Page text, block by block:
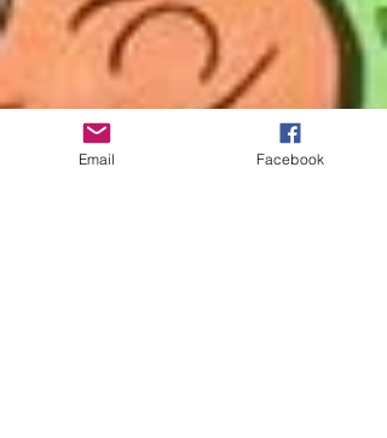
Email Facebook